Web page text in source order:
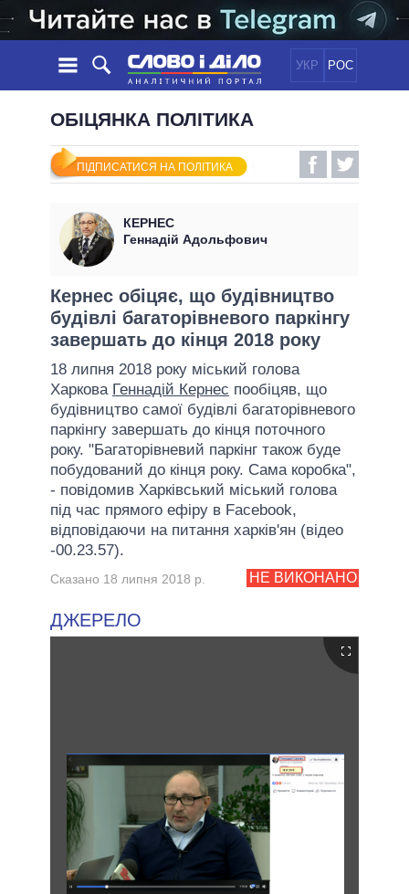
УКР РОС
НОВИНИ
СТРІЧКА
ПОДІЇ
СТАТТІ
ДУМКИ
ОГЛЯДИ
ДАЙДЖЕСТИ
ПОЛІТИКА
ЕКОНОМІКА
СВІТ
ОБIЦЯНКИ
УСІ ПОЛІТИКИ
ПРЕЗИДЕНТ І ОФІС
ВЕРХОВНА РАДА
КАБІНЕТ МІНІСТРІВ
ГОЛОВИ ОБЛАДМІНІСТРАЦІЙ
МЕРИ МІСТ
ВСІ ПЕРСОНИ
ІНФОГРАФІКА
ПІДТРИМАТИ
ОБІЦЯНКА ПОЛІТИКА
ПІДПИСАТИСЯ НА ПОЛІТИКА
КЕРНЕС
Геннадій Адольфович
Кернес обіцяє, що будівництво
будівлі багаторівневого паркінгу
завершать до кінця 2018 року
18 липня 2018 року міський голова
Харкова Геннадій Кернес пообіцяв, що
будівництво самої будівлі багаторівневого
паркінгу завершать до кінця поточного
року. "Багаторівневий паркінг також буде
побудований до кінця року. Сама коробка",
- повідомив Харківський міський голова
під час прямого ефіру в Facebook,
відповідаючи на питання харків'ян (відео
-00.23.57).
НЕ ВИКОНАНО
Сказано 18 липня 2018 р.
ДЖЕРЕЛО